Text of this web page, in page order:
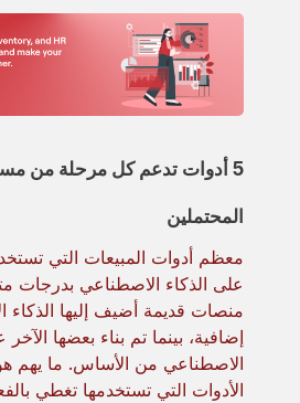
5 أدوات تدعم كل مرحلة من
المحتملين
معظم أدوات المبيعات التي
على الذكاء الاصطناعي بدرجات
منصات قديمة أضيف إليها
إضافية، بينما تم بناء بعضها الآخر
الاصطناعي من الأساس. ما يهم
الأدوات التي تستخدمها تغطي